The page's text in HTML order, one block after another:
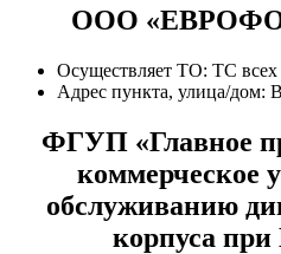
ООО
Осуществляет ТО: ТС всех
Адрес пункта, улица/дом:
ФГУП «Главное
коммерческое
обслуживанию
корпуса